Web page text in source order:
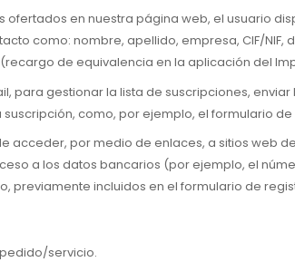
ofertados en nuestra página web, el usuario
como: nombre, apellido, empresa, CIF/
de equivalencia en la aplicación del
para gestionar la lista de suscripciones,
como, por ejemplo, el formulario de
acceder, por medio de enlaces, a sitios web
a los datos bancarios (por ejemplo, el
previamente incluidos en el formulario de
servicio.